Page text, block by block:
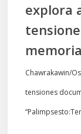
memoria
Mapuche
explora
Chawrakawin/
tensiones